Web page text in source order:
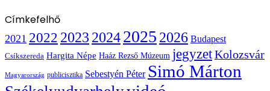
Címkefelhő
2021 2022 2023 20242025 2026 Budapest
Csíkszereda Hargita Népe Haáz Rezső Múzeum jegyzetKolozsvár
Magyarország publicisztika Sebestyén Péter Simó Márton